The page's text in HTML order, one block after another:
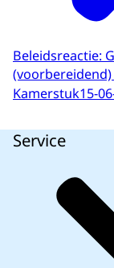
Beleidsreactie:
Kamerstuk15-
Service